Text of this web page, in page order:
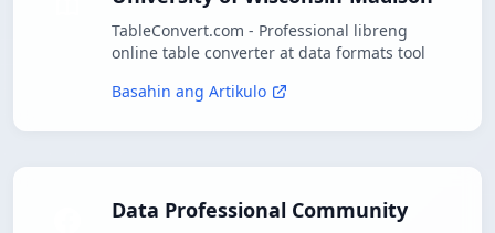
TableConvert.com - Professional libreng
online table converter at data formats tool
Basahin ang Artikulo
Data Professional Community